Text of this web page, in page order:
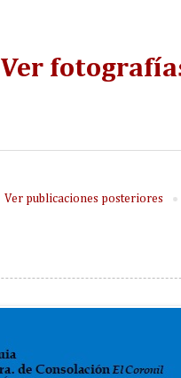
Ver
Ver publicaciones posteriores